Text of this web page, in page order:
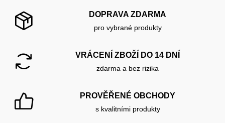
DOPRAVA ZDARMA
pro vybrané produkty
VRÁCENÍ ZBOŽÍ DO 14 DNÍ
zdarma a bez rizika
PROVĚŘENÉ OBCHODY
s kvalitními produkty